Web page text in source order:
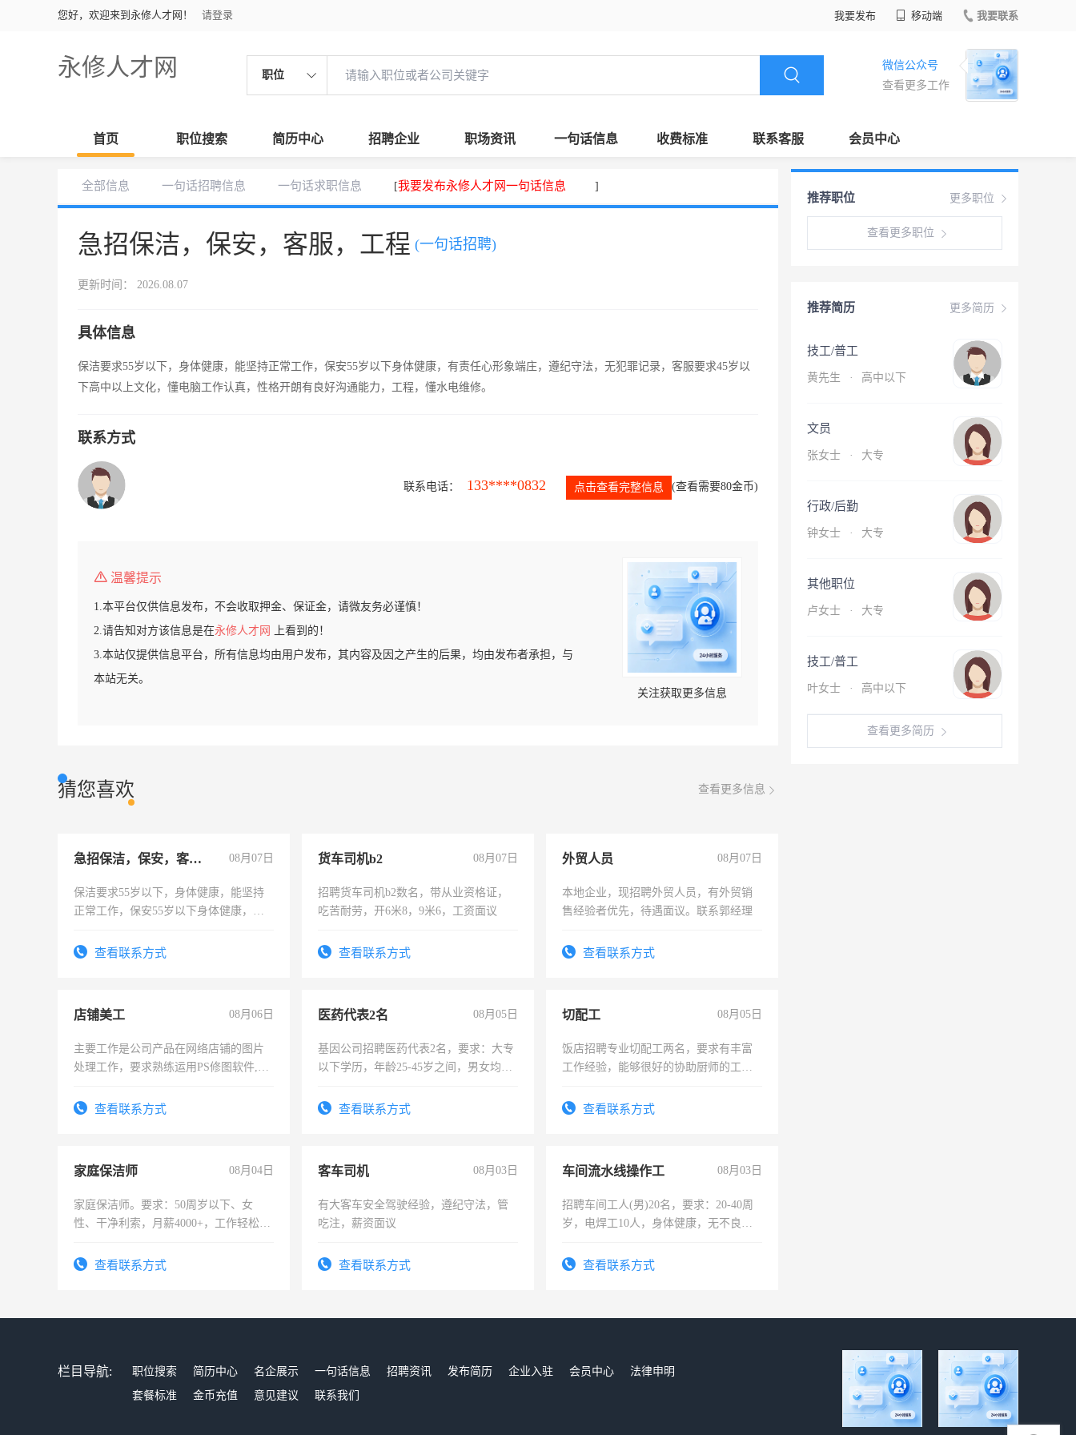
您好，欢迎来到永修人才网！ 请登录 我要发布 移动端 我要联系
永修人才网 职位
微信公众号
查看更多工作
首页 职位搜索 简历中心 招聘企业 职场资讯 一句话信息 收费标准 联系客服 会员中心
全部信息 一句话招聘信息 一句话求职信息 [我要发布永修人才网一句话信息 ]
急招保洁，保安，客服，工程 (一句话招聘)
更新时间： 2026.08.07
具体信息
保洁要求55岁以下，身体健康，能坚持正常工作，保安55岁以下身体健康，有责任心形象端庄，遵纪守法，无犯罪记录，客服要求45岁以
下高中以上文化，懂电脑工作认真，性格开朗有良好沟通能力，工程，懂水电维修。
联系方式
联系电话： 133****0832 点击查看完整信息 (查看需要80金币)
温馨提示
1.本平台仅供信息发布，不会收取押金、保证金，请微友务必谨慎！
2.请告知对方该信息是在永修人才网
上看到的！
3.本站仅提供信息平台，所有信息均由用户发布，其内容及因之产生的后果，均由发布者承担，与
本站无关。
关注获取更多信息
猜您喜欢 查看更多信息
急招保洁，保安，客服，工程 08月07日
保洁要求55岁以下，身体健康，能坚持
正常工作，保安55岁以下身体健康，有
录，客服要求45岁以下高中以上文化，
查看联系方式
货车司机b2 08月07日
招聘货车司机b2数名，带从业资格证，
吃苦耐劳，开6米8，9米6，工资面议
查看联系方式
外贸人员 08月07日
本地企业，现招聘外贸人员，有外贸销
售经验者优先，待遇面议。联系郭经理
查看联系方式
店铺美工 08月06日
主要工作是公司产品在网络店铺的图片
处理工作，要求熟练运用PS修图软件,工
查看联系方式
医药代表2名 08月05日
基因公司招聘医药代表2名，要求：大专
以下学历，年龄25-45岁之间，男女均
表或者有医学资质的优先，底薪+绩效，
查看联系方式
切配工 08月05日
饭店招聘专业切配工两名，要求有丰富
工作经验，能够很好的协助厨师的工
4500。查看联系方式
家庭保洁师 08月04日
家庭保洁师。要求：50周岁以下、女
性、干净利索，月薪4000+，工作轻松，
太太等。查看联系方式
客车司机 08月03日
有大客车安全驾驶经验，遵纪守法，管
吃注，薪资面议
查看联系方式
车间流水线操作工 08月03日
招聘车间工人(男)20名，要求：20-40周
岁，电焊工10人，身体健康，无不良嗜
宿，免费发放劳保用品，两班倒，每月
查看联系方式
更多职位
推荐职位
查看更多职位
更多简历
推荐简历
技工/普工
黄先生 · 高中以下
文员
张女士 · 大专
行政/后勤
钟女士 · 大专
其他职位
卢女士 · 大专
技工/普工
叶女士 · 高中以下
查看更多简历
栏目导航: 职位搜索 简历中心 名企展示 一句话信息 招聘资讯 发布简历 企业入驻 会员中心
法律申明
套餐标准
金币充值 意见建议 联系我们